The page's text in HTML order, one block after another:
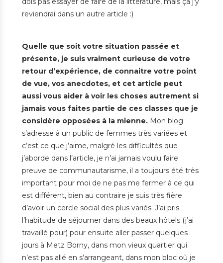
reviendrai dans un autre article :)
Quelle que soit votre situation passée et
présente, je suis vraiment curieuse de votre
retour d’expérience, de connaitre votre point
de vue, vos anecdotes, et cet article peut
aussi vous aider à voir les choses autrement si
jamais vous faites partie de ces classes que je
considère opposées à la mienne. Mon blog
s’adresse à un public de femmes très variées et
c’est ce que j’aime, malgré les difficultés que
j’aborde dans l’article, je n’ai jamais voulu faire
preuve de communautarisme, il a toujours été très
important pour moi de ne pas me fermer à ce qui
est différent, bien au contraire je suis très fière
d’avoir un cercle social des plus variés. J’ai pris
l’habitude de séjourner dans des beaux hôtels (j’ai
travaillé pour) pour ensuite aller passer quelques
jours à Metz Borny, dans mon vieux quartier qui
n’est pas allé en s’arrangeant, dans mon bloc où je